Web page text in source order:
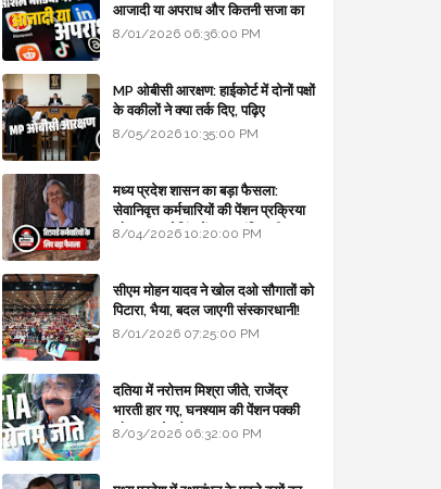
आजादी या अपराध और कितनी सजा का
प्रावधान - free legal advice
8/01/2026 06:36:00 PM
MP ओबीसी आरक्षण: हाईकोर्ट में दोनों पक्षों
के वकीलों ने क्या तर्क दिए, पढ़िए
8/05/2026 10:35:00 PM
मध्य प्रदेश शासन का बड़ा फैसला:
सेवानिवृत्त कर्मचारियों की पेंशन प्रक्रिया
और बजट कोडिंग में हुए क्रांतिकारी
8/04/2026 10:20:00 PM
सीएम मोहन यादव ने खोल दओ सौगातों को
पिटारा, भैया, बदल जाएगी संस्कारधानी!
8/01/2026 07:25:00 PM
दतिया में नरोत्तम मिश्रा जीते, राजेंद्र
भारती हार गए, घनश्याम की पेंशन पक्की
और आशुतोष बैक टू...
8/03/2026 06:32:00 PM